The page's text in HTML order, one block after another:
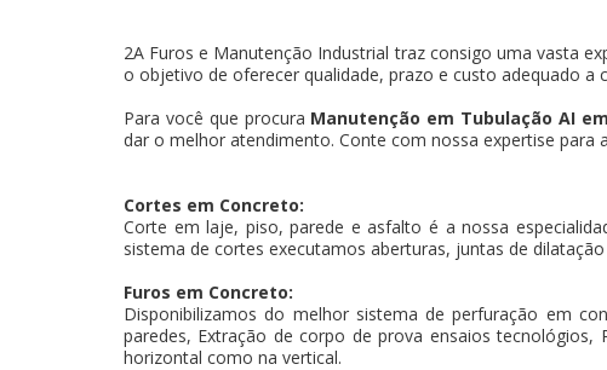
2A Furos e Manutenção Industrial traz consigo uma vasta
o objetivo de oferecer qualidade, prazo e custo adequado a
Para você que procura Manutenção em Tubulação AI
dar o melhor atendimento. Conte com nossa expertise para
Cortes em Concreto:
Corte em laje, piso, parede e asfalto é a nossa
sistema de cortes executamos aberturas, juntas de
Furos em Concreto:
Disponibilizamos do melhor sistema de perfuração em
paredes, Extração de corpo de prova ensaios
horizontal como na vertical.